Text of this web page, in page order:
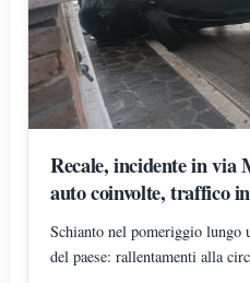
Recale, incidente in via
auto coinvolte, traffico
soccorsi
Schianto nel pomeriggio lungo
del paese: rallentamenti alla